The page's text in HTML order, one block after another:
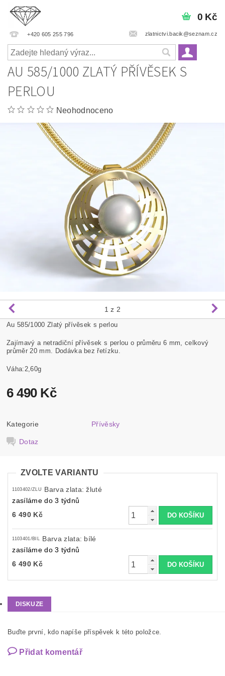
+420 605 255 796 zlatnictvi.bacik@seznam.cz
0 Kč
AU 585/1000 ZLATÝ PŘÍVĚSEK S
PERLOU
Neohodnoceno
1 z 2
Au 585/1000 Zlatý přívěsek s perlou
Zajímavý a netradiční přívěsek s perlou o průměru 6 mm, celkový
průměr 20 mm. Dodávka bez řetízku.
Váha:2,60g
6 490 Kč
Kategorie Přívěsky
Dotaz
ZVOLTE VARIANTU
1103402/ZLU
Barva zlata: žluté
zasíláme do 3 týdnů
6 490 Kč
1103401/BIL
Barva zlata: bílé
zasíláme do 3 týdnů
6 490 Kč
DISKUZE
Buďte první, kdo napíše příspěvek k této položce.
Přidat komentář